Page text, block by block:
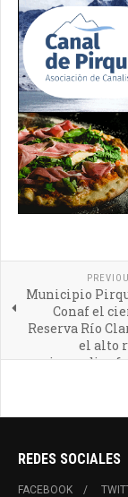
Municipio
Conaf el
Reserva Río
el alto
incendios
REDES SOCIALES
FACEBOOK